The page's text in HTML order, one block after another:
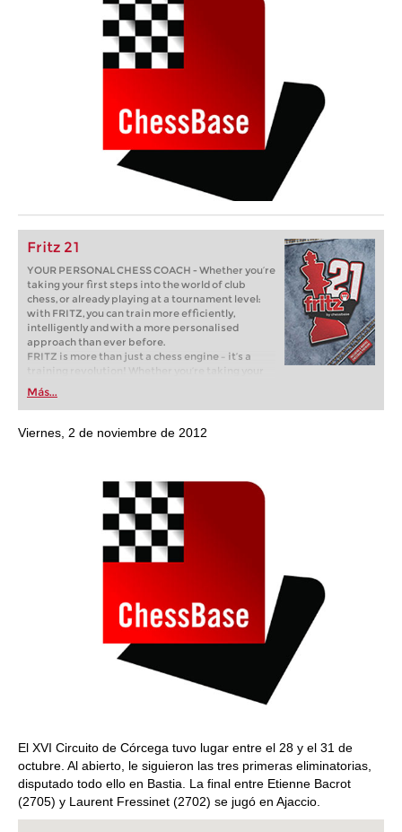
Fritz 21
YOUR PERSONAL CHESS COACH - Whether you’re
taking your first steps into the world of club
chess, or already playing at a tournament level:
with FRITZ, you can train more efficiently,
intelligently and with a more personalised
approach than ever before.
FRITZ is more than just a chess engine – it’s a
training revolution! Whether you’re taking your
first steps into the world of club chess, or already
playing at a tournament level: with FRITZ, you can
train more efficiently, intelligently and with a
more personalised approach than ever before.
Más...
Viernes, 2 de noviembre de 2012
El XVI Circuito de Córcega tuvo lugar entre el 28 y el 31 de
octubre. Al abierto, le siguieron las tres primeras eliminatorias,
disputado todo ello en Bastia. La final entre Etienne Bacrot
(2705) y Laurent Fressinet (2702) se jugó en Ajaccio.